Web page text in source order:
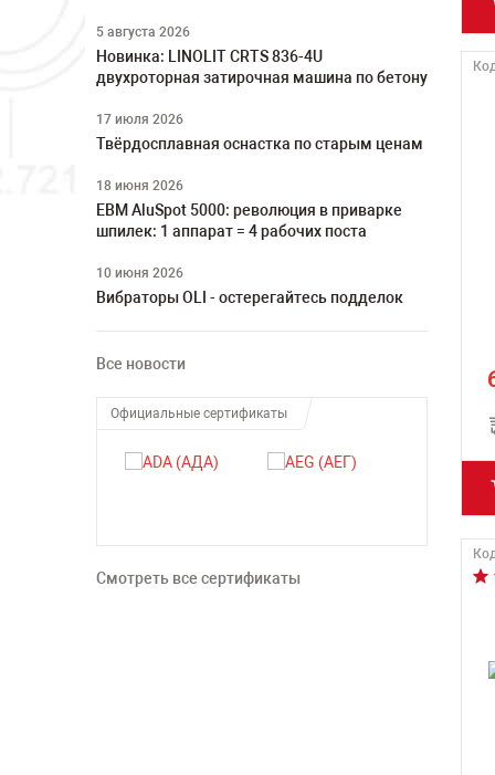
5 августа 2026
Новинка: LINOLIT CRTS 836-4U
двухроторная затирочная машина по бетону
17 июля 2026
Твёрдосплавная оснастка по старым ценам
18 июня 2026
ЕВМ AluSpot 5000: революция в приварке
шпилек: 1 аппарат = 4 рабочих поста
10 июня 2026
Вибраторы OLI - остерегайтесь подделок
Все новости
Официальные сертификаты
Смотреть все сертификаты